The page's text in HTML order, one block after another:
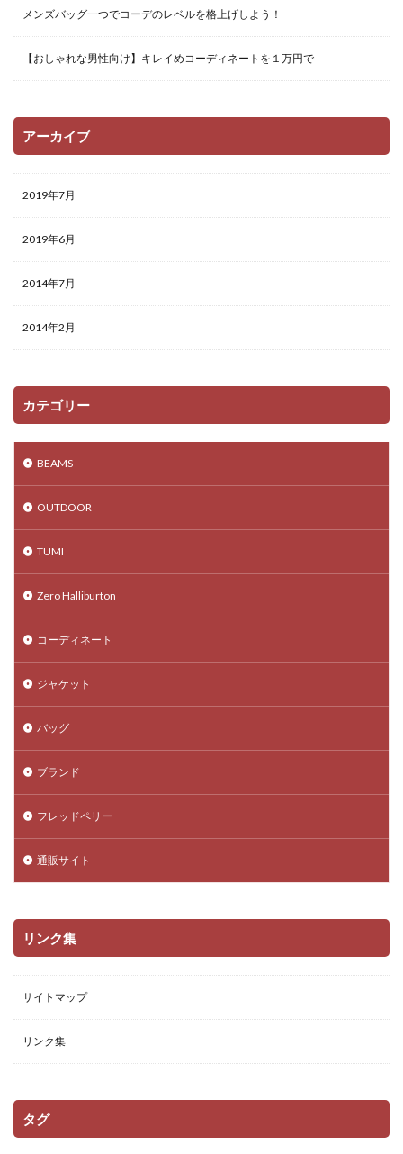
メンズバッグ一つでコーデのレベルを格上げしよう！
【おしゃれな男性向け】キレイめコーディネートを１万円で
アーカイブ
2019年7月
2019年6月
2014年7月
2014年2月
カテゴリー
BEAMS
OUTDOOR
TUMI
Zero Halliburton
コーディネート
ジャケット
バッグ
ブランド
フレッドペリー
通販サイト
リンク集
サイトマップ
リンク集
タグ